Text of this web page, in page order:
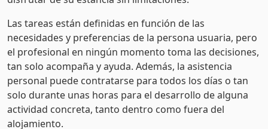
Las tareas están definidas en función de las
necesidades y preferencias de la persona usuaria, pero
el profesional en ningún momento toma las decisiones,
tan solo acompaña y ayuda. Además, la asistencia
personal puede contratarse para todos los días o tan
solo durante unas horas para el desarrollo de alguna
actividad concreta, tanto dentro como fuera del
alojamiento.